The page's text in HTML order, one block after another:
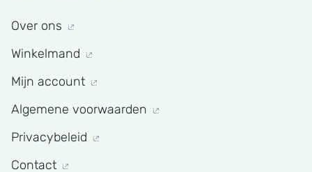
Over ons
Winkelmand
Mijn account
Algemene voorwaarden
Privacybeleid
Contact